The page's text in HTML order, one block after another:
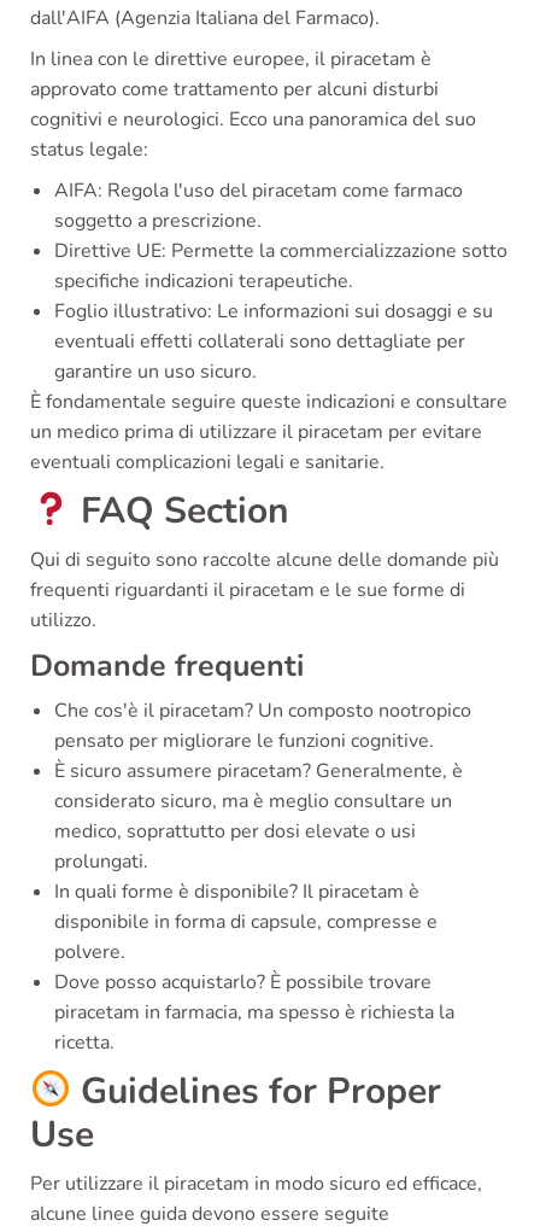
dall'AIFA (Agenzia Italiana del Farmaco).
In linea con le direttive europee, il piracetam è
approvato come trattamento per alcuni disturbi
cognitivi e neurologici. Ecco una panoramica del suo
status legale:
AIFA: Regola l'uso del piracetam come farmaco
soggetto a prescrizione.
Direttive UE: Permette la commercializzazione sotto
specifiche indicazioni terapeutiche.
Foglio illustrativo: Le informazioni sui dosaggi e su
eventuali effetti collaterali sono dettagliate per
garantire un uso sicuro.
È fondamentale seguire queste indicazioni e consultare
un medico prima di utilizzare il piracetam per evitare
eventuali complicazioni legali e sanitarie.
FAQ Section
Qui di seguito sono raccolte alcune delle domande più
frequenti riguardanti il piracetam e le sue forme di
utilizzo.
Domande frequenti
Che cos'è il piracetam? Un composto nootropico
pensato per migliorare le funzioni cognitive.
È sicuro assumere piracetam? Generalmente, è
considerato sicuro, ma è meglio consultare un
medico, soprattutto per dosi elevate o usi
prolungati.
In quali forme è disponibile? Il piracetam è
disponibile in forma di capsule, compresse e
polvere.
Dove posso acquistarlo? È possibile trovare
piracetam in farmacia, ma spesso è richiesta la
ricetta.
Guidelines for Proper
Use
Per utilizzare il piracetam in modo sicuro ed efficace,
alcune linee guida devono essere seguite